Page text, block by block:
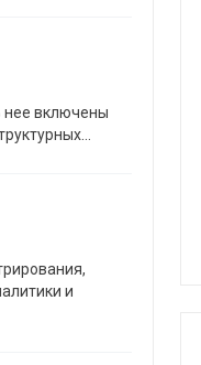
нее включены
и